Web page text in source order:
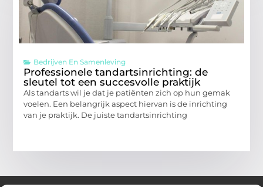
Bedrijven En Samenleving
Professionele tandartsinrichting: de
sleutel tot een succesvolle praktijk
Als tandarts wil je dat je patiënten zich op hun gemak
voelen. Een belangrijk aspect hiervan is de inrichting
van je praktijk. De juiste tandartsinrichting